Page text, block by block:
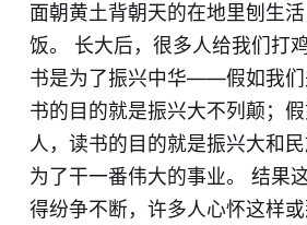
面朝黄土背朝天的在地里刨生
饭。 长大后，很多人给我们打
书是为了振兴中华——假如我们
书的目的就是振兴大不列颠；
人，读书的目的就是振兴大和
为了干一番伟大的事业。 结果
得纷争不断，许多人心怀这样